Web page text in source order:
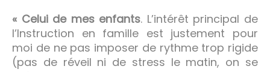
« Celui de mes enfants. L’intérêt principal de
l’Instruction en famille est justement pour
moi de ne pas imposer de rythme trop rigide
(pas de réveil ni de stress le matin, on se